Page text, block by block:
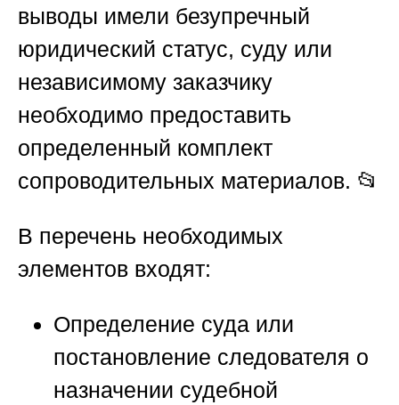
выводы имели безупречный
юридический статус, суду или
независимому заказчику
необходимо предоставить
определенный комплект
сопроводительных материалов. 📂
В перечень необходимых
элементов входят:
Определение суда или
постановление следователя о
назначении судебной